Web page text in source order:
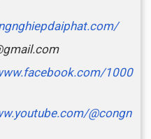
1000
@congn